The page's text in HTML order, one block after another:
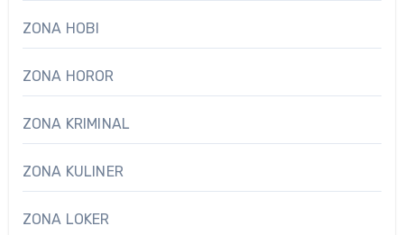
ZONA HOBI
ZONA HOROR
ZONA KRIMINAL
ZONA KULINER
ZONA LOKER